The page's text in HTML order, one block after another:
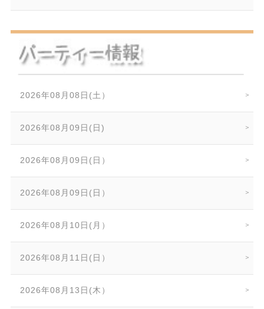
2026年08月08日(土）
2026年08月09日(日)
2026年08月09日(日）
2026年08月09日(日）
2026年08月10日(月）
2026年08月11日(日）
2026年08月13日(木）